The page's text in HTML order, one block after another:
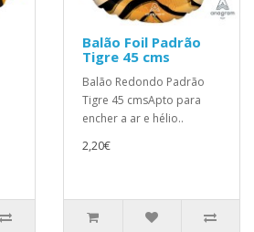
Balão Foil Padrão
Tigre 45 cms
Balão Redondo Padrão
Tigre 45 cmsApto para
encher a ar e hélio..
2,20€